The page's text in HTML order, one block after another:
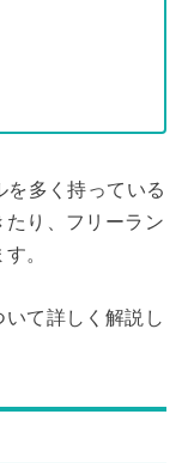
多く持っている
たり、フリーラン
。
て詳しく解説し